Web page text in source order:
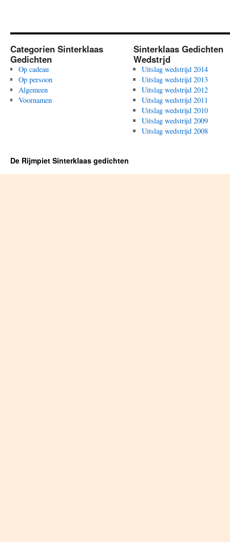
Categorien Sinterklaas
Gedichten
Op cadeau
Op persoon
Algemeen
Voornamen
Sinterklaas Gedichten
Wedstrjd
Uitslag wedstrijd 2014
Uitslag wedstrijd 2013
Uitslag wedstrijd 2012
Uitslag wedstrijd 2011
Uitslag wedstrijd 2010
Uitslag wedstrijd 2009
Uitslag wedstrijd 2008
De Rijmpiet Sinterklaas gedichten